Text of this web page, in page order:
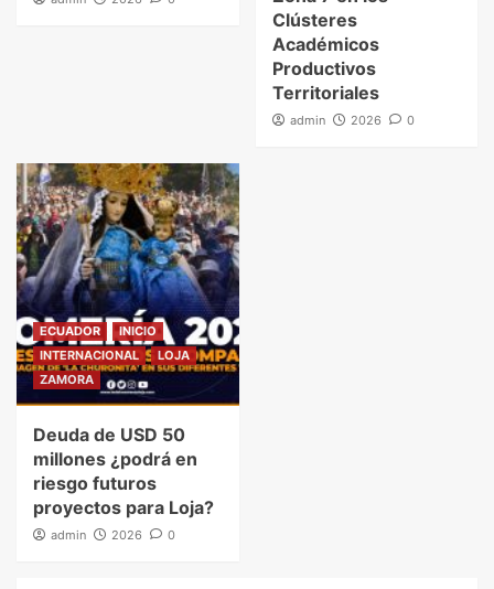
Clústeres
Académicos
Productivos
Territoriales
admin 2026 0
ECUADOR
INICIO
INTERNACIONAL
LOJA
ZAMORA
Deuda de USD 50
millones ¿podrá en
riesgo futuros
proyectos para Loja?
admin 2026 0